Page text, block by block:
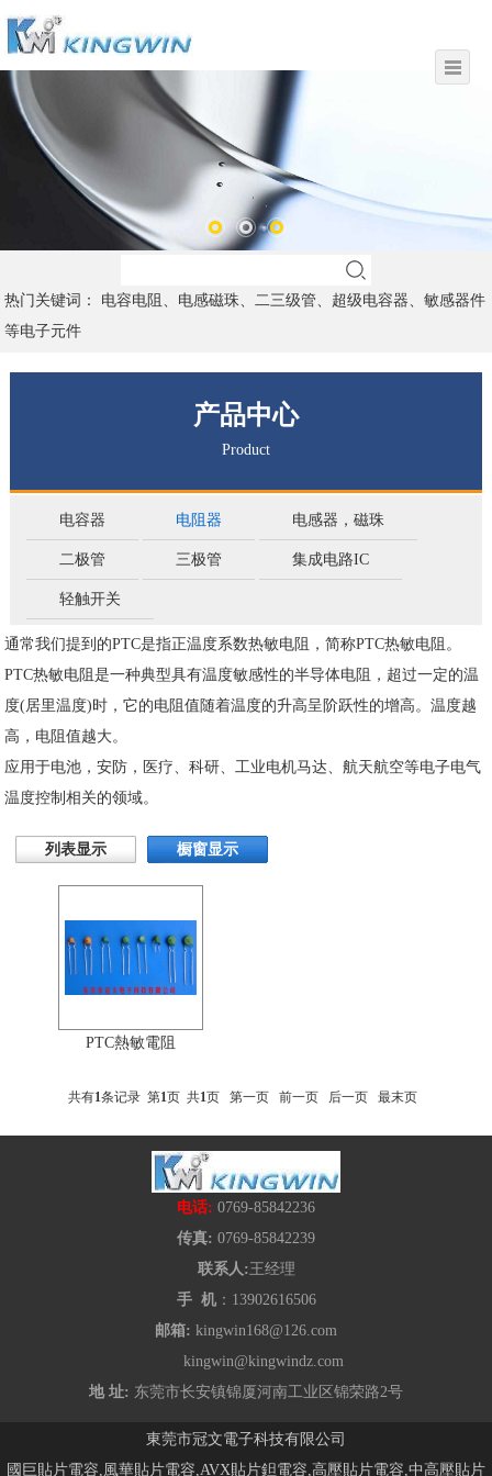
热门关键词： 电容电阻、电感磁珠、二三级管、超级电容器、敏感器件
等电子元件
产品中心
Product
电容器 电阻器 电感器，磁珠
二极管 三极管 集成电路IC
轻触开关
通常我们提到的PTC是指正温度系数热敏电阻，简称PTC热敏电阻。
PTC热敏电阻是一种典型具有温度敏感性的半导体电阻，超过一定的温
度(居里温度)时，它的电阻值随着温度的升高呈阶跃性的增高。温度越
高，电阻值越大。
应用于电池，安防，医疗、科研、工业电机马达、航天航空等电子电气
温度控制相关的领域。
列表显示 橱窗显示
PTC熱敏電阻
共有1条记录 第1页 共1页 第一页 前一页 后一页 最末页
电话: 0769-85842236
传真: 0769-85842239
联系人: 王经理
手 机：13902616506
邮箱: kingwin168@126.com
kingwin@kingwindz.com
地 址: 东莞市长安镇锦厦河南工业区锦荣路2号
東莞市冠文電子科技有限公司
國巨貼片電容,風華貼片電容,AVX貼片鉭電容,高壓貼片電容,中高壓貼片